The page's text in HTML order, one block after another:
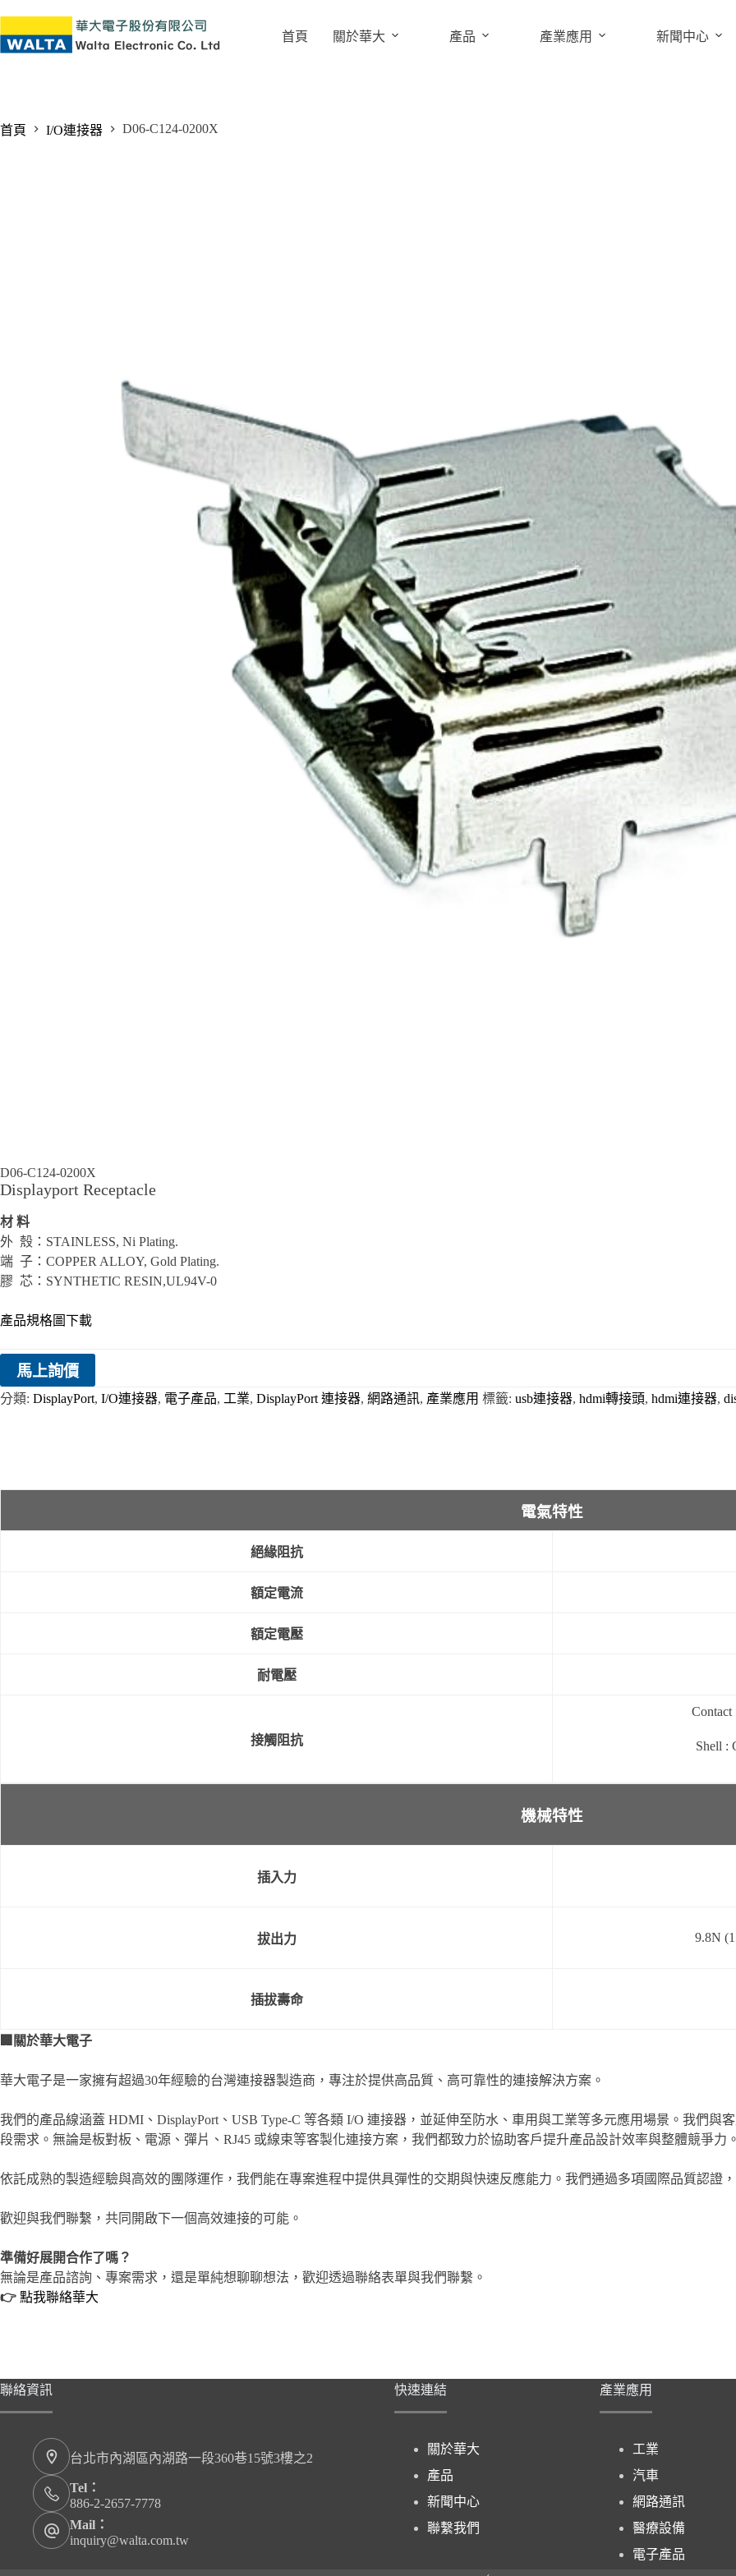
首頁 關於華大 產品 產業應用 新聞中心
首頁 I/O連接器 D06-C124-0200X
D06-C124-0200X
Displayport Receptacle
材 料
外 殼：STAINLESS, Ni Plating.
端 子：COPPER ALLOY, Gold Plating.
膠 芯：SYNTHETIC RESIN,UL94V-0
產品規格圖下載
馬上詢價
分類: DisplayPort, I/O連接器, 電子產品, 工業, DisplayPort 連接器, 網路通訊, 產業應用 標籤: usb連接器, hdmi轉接頭, hdmi連接器,
電氣特性
絕緣阻抗
額定電流
額定電壓
耐電壓
接觸阻抗
Contact
Shell :
機械特性
插入力
拔出力 9.8N
插拔壽命
關於華大電子
華大電子是一家擁有超過30年經驗的台灣連接器製造商，專注於提供高品質、高可靠性的連接解決方案。
我們的產品線涵蓋 HDMI、DisplayPort、USB Type-C 等各類 I/O 連接器，並延伸至防水、車用與工業等多元應用場景。我們
段需求。無論是板對板、電源、彈片、RJ45 或線束等客製化連接方案，我們都致力於協助客戶提升產品設計效率與整體競爭力。
依託成熟的製造經驗與高效的團隊運作，我們能在專案進程中提供具彈性的交期與快速反應能力。我們通過多項國際品質認證
歡迎與我們聯繫，共同開啟下一個高效連接的可能。
準備好展開合作了嗎？
無論是產品諮詢、專案需求，還是單純想聊聊想法，歡迎透過聯絡表單與我們聯繫。
👉 點我聯絡華大
聯絡資訊
台北市內湖區內湖路一段360巷15號3樓之2
Tel：
886-2-2657-7778
Mail：
inquiry@walta.com.tw
快速連結
關於華大
產品
新聞中心
聯繫我們
產業應用
工業
汽車
網路通訊
醫療設備
電子產品